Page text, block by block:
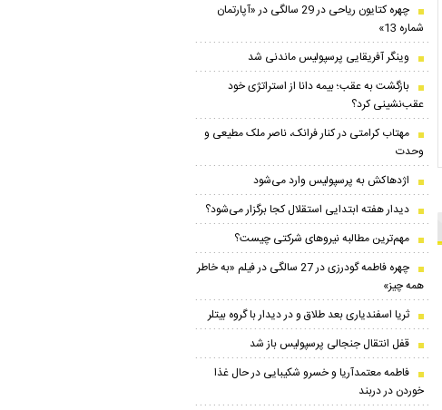
چهره کتایون ریاحی در 29 سالگی در «آپارتمان
شماره 13»
وینگر آفریقایی پرسپولیس ماندنی شد
بازگشت به عقب؛ بیمه دانا از استراتژی خود
عقب‌نشینی کرد؟
مهتاب کرامتی در کنار فرانک، ناصر ملک مطیعی و
وحدت
اژدهاکش به پرسپولیس وارد می‌شود
دیدار هفته ابتدایی استقلال کجا برگزار می‌شود؟
مهم‌ترین مطالبه نیروهای شرکتی چیست؟
چهره فاطمه گودرزی در 27 سالگی در فیلم «به خاطر
همه چیز»
ثریا اسفندیاری بعد طلاق و در دیدار با گروه بیتلر
قفل انتقال جنجالی پرسپولیس باز شد
فاطمه معتمدآریا و خسرو شکیبایی در حال غذا
خوردن در دربند